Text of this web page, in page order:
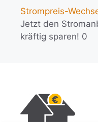
Strompreis-
Jetzt den
kräftig sparen! 0